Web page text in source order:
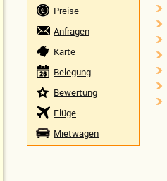
Preise
Anfragen
Karte
Belegung
Bewertung
Flüge
Mietwagen